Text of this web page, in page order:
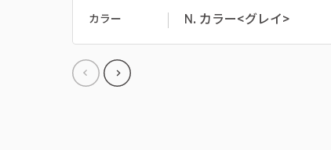
カラー N. カラー<グレイ>